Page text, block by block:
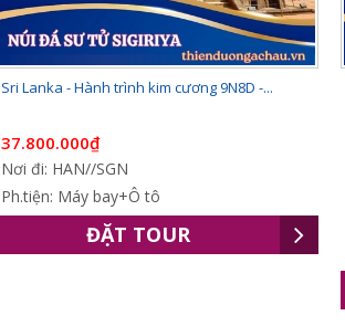
Sri Lanka - Hành trình kim cương 9N8D -...
37.800.000₫
Nơi đi: HAN//SGN
Ph.tiện: Máy bay+Ô tô
ĐẶT TOUR